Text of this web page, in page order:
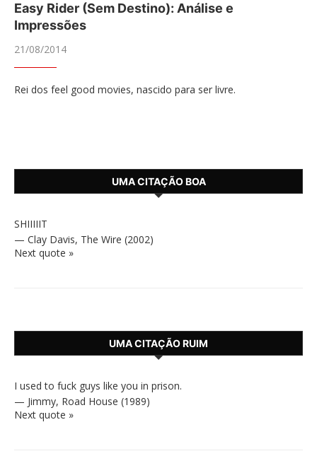
Easy Rider (Sem Destino): Análise e
Impressões
21/08/2014
Rei dos feel good movies, nascido para ser livre.
UMA CITAÇÃO BOA
SHIIIIIT
— Clay Davis, The Wire (2002)
Next quote »
UMA CITAÇÃO RUIM
I used to fuck guys like you in prison.
— Jimmy, Road House (1989)
Next quote »